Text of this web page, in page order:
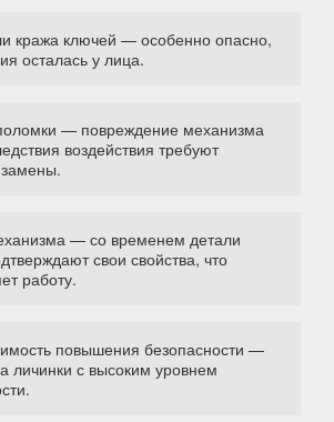
кража ключей — особенно опасно,
осталась у лица.
— повреждение механизма
воздействия требуют
— со временем детали
свои свойства, что
работу.
повышения безопасности —
личинки с высоким уровнем